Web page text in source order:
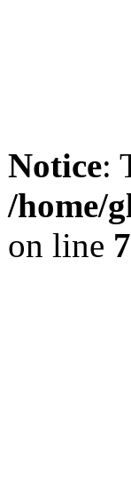
Notice:
/home/
on line